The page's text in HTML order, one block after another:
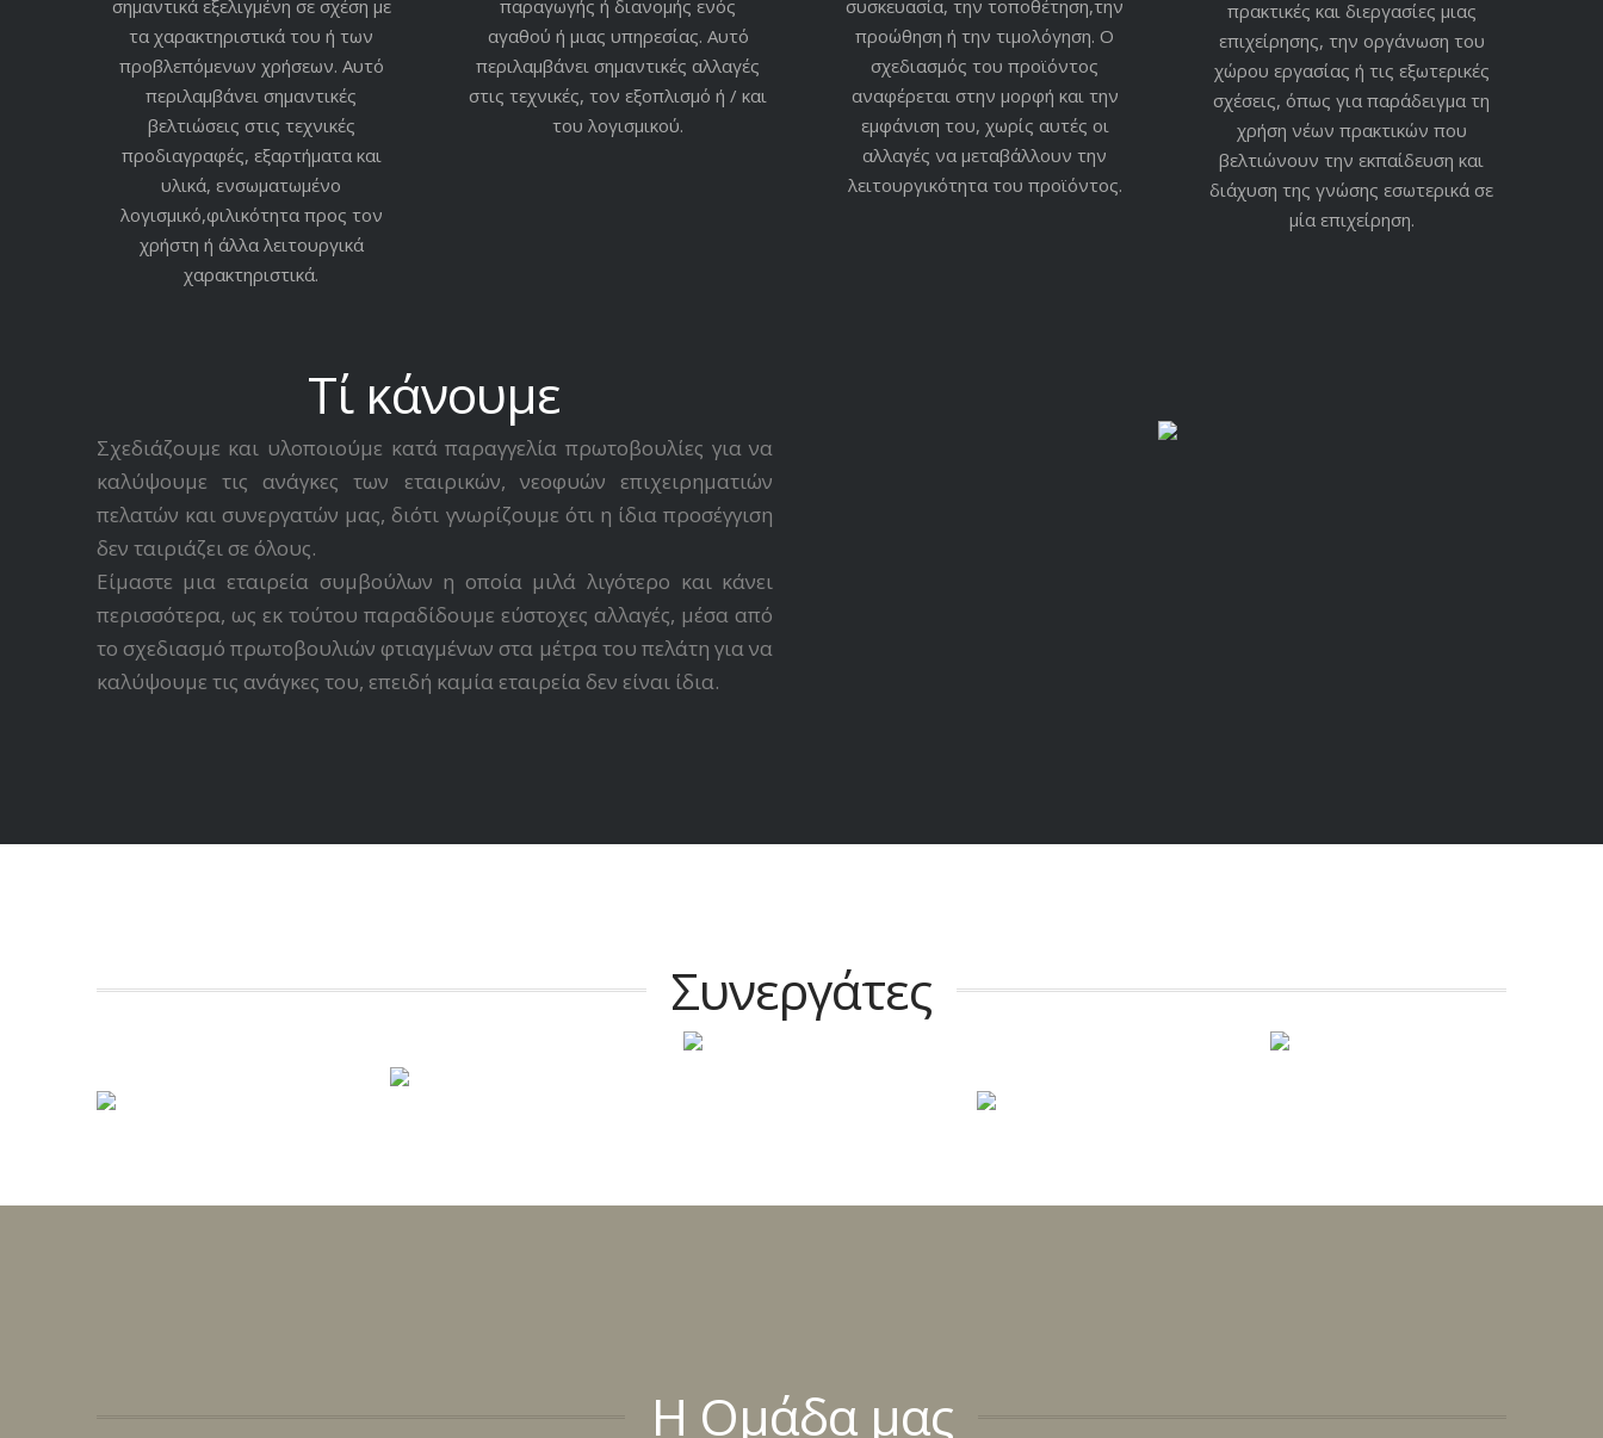
σημαντικά εξελιγμένη σε σχέση με
τα χαρακτηριστικά του ή των
προβλεπόμενων χρήσεων. Αυτό
περιλαμβάνει σημαντικές
βελτιώσεις στις τεχνικές
προδιαγραφές, εξαρτήματα και
υλικά, ενσωματωμένο
λογισμικό,φιλικότητα προς τον
χρήστη ή άλλα λειτουργικά
χαρακτηριστικά.
παραγωγής ή διανομής ενός
αγαθού ή μιας υπηρεσίας. Αυτό
περιλαμβάνει σημαντικές αλλαγές
στις τεχνικές, τον εξοπλισμό ή / και
του λογισμικού.
συσκευασία, την τοποθέτηση,την
προώθηση ή την τιμολόγηση. Ο
σχεδιασμός του προϊόντος
αναφέρεται στην μορφή και την
εμφάνιση του, χωρίς αυτές οι
αλλαγές να μεταβάλλουν την
λειτουργικότητα του προϊόντος.
πρακτικές και διεργασίες μιας
επιχείρησης, την οργάνωση του
χώρου εργασίας ή τις εξωτερικές
σχέσεις, όπως για παράδειγμα τη
χρήση νέων πρακτικών που
βελτιώνουν την εκπαίδευση και
διάχυση της γνώσης εσωτερικά σε
μία επιχείρηση.
Τί κάνουμε
Σχεδιάζουμε και υλοποιούμε κατά παραγγελία πρωτοβουλίες για να
καλύψουμε τις ανάγκες των εταιρικών, νεοφυών επιχειρηματιών
πελατών και συνεργατών μας, διότι γνωρίζουμε ότι η ίδια προσέγγιση
δεν ταιριάζει σε όλους.
Είμαστε μια εταιρεία συμβούλων η οποία μιλά λιγότερο και κάνει
περισσότερα, ως εκ τούτου παραδίδουμε εύστοχες αλλαγές, μέσα από
το σχεδιασμό πρωτοβουλιών φτιαγμένων στα μέτρα του πελάτη για να
καλύψουμε τις ανάγκες του, επειδή καμία εταιρεία δεν είναι ίδια.
Συνεργάτες
Η Ομάδα μας